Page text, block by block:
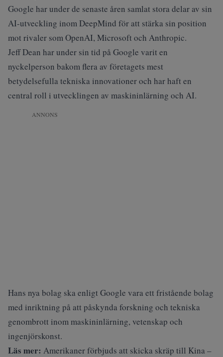
Google har under de senaste åren samlat stora delar av sin
AI-utveckling inom DeepMind för att stärka sin position
mot rivaler som OpenAI, Microsoft och Anthropic.
Jeff Dean har under sin tid på Google varit en
nyckelperson bakom flera av företagets mest
betydelsefulla tekniska innovationer och har haft en
central roll i utvecklingen av maskininlärning och AI.
ANNONS
Hans nya bolag ska enligt Google vara ett fristående bolag
med inriktning på att påskynda forskning och tekniska
genombrott inom maskininlärning, vetenskap och
ingenjörskonst.
Läs mer: Amerikaner förbjuds att skicka skräp till Kina –